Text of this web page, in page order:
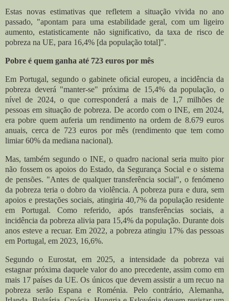
Estas novas estimativas que refletem a situação vivida no ano
passado, "apontam para uma estabilidade geral, com um ligeiro
aumento, estatisticamente não significativo, da taxa de risco de
pobreza na UE, para 16,4% [da população total]".
Pobre é quem ganha até 723 euros por mês
Em Portugal, segundo o gabinete oficial europeu, a incidência da
pobreza deverá "manter-se" próxima de 15,4% da população, o
nível de 2024, o que corresponderá a mais de 1,7 milhões de
pessoas em situação de pobreza.De acordo com o INE, em 2024,
era pobre quem auferia um rendimento na ordem de 8.679 euros
anuais, cerca de 723 euros por mês (rendimento que tem como
limiar 60% da mediana nacional).
Mas, também segundo o INE, o quadro nacional seria muito pior
não fossem os apoios do Estado, da Segurança Social e o sistema
de pensões. "Antes de qualquer transferência social", o fenómeno
da pobreza teria o dobro da violência. A pobreza pura e dura, sem
apoios e prestações sociais, atingiria 40,7% da população residente
em Portugal.Como referido, após transferências sociais, a
incidência da pobreza alivia para 15,4% da população. Durante dois
anos esteve a recuar. Em 2022, a pobreza atingiu 17% das pessoas
em Portugal, em 2023, 16,6%.
Segundo o Eurostat, em 2025, a intensidade da pobreza vai
estagnar próxima daquele valor do ano precedente, assim como em
mais 17 países da UE.Os únicos que devem assistir a um recuo na
pobreza serão Espana e Roménia. Pelo contrário, Alemanha,